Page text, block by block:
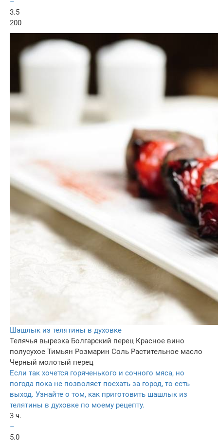
3.5
200
Шашлык из телятины в духовке
Телячья вырезка Болгарский перец Красное вино
полусухое Тимьян Розмарин Соль Растительное масло
Черный молотый перец
Если так хочется горяченького и сочного мяса, но
погода пока не позволяет поехать за город, то есть
выход. Узнайте о том, как приготовить шашлык из
телятины в духовке по моему рецепту.
3 ч.
–
5.0